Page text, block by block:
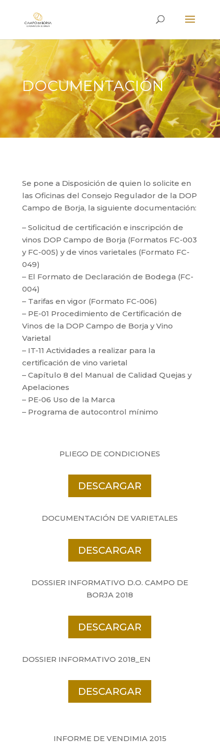
DOCUMENTACIÓN
Se pone a Disposición de quien lo solicite en
las Oficinas del Consejo Regulador de la DOP
Campo de Borja, la siguiente documentación:
– Solicitud de certificación e inscripción de
vinos DOP Campo de Borja (Formatos FC-003
y FC-005) y de vinos varietales (Formato FC-
049)
– El Formato de Declaración de Bodega (FC-
004)
– Tarifas en vigor (Formato FC-006)
– PE-01 Procedimiento de Certificación de
Vinos de la DOP Campo de Borja y Vino
Varietal
– IT-11 Actividades a realizar para la
certificación de vino varietal
– Capítulo 8 del Manual de Calidad Quejas y
Apelaciones
– PE-06 Uso de la Marca
– Programa de autocontrol mínimo
PLIEGO DE CONDICIONES
DESCARGAR
DOCUMENTACIÓN DE VARIETALES
DESCARGAR
DOSSIER INFORMATIVO D.O. CAMPO DE
BORJA 2018
DESCARGAR
DOSSIER INFORMATIVO 2018_EN
DESCARGAR
INFORME DE VENDIMIA 2015